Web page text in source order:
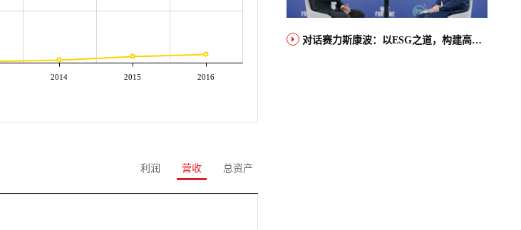
2014 2015 2016
利润 营收 总资产
对话赛力斯康波：以ESG之道，构建高端智能汽车品牌全球竞争力